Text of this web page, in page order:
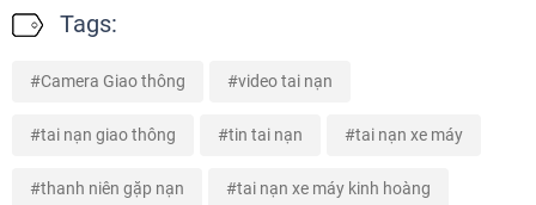
Tags:
Camera Giao thông video tai nạn
tai nạn giao thông tin tai nạn tai nạn xe máy
thanh niên gặp nạn tai nạn xe máy kinh hoàng